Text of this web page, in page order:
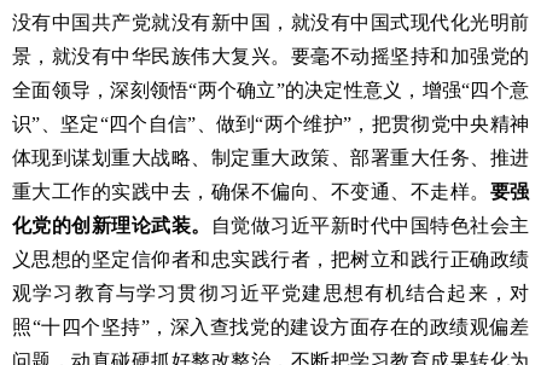
没有中国共产党就没有新中国，就没有中国式现代化光明前
景，就没有中华民族伟大复兴。要毫不动摇坚持和加强党的
全面领导，深刻领悟“两个确立”的决定性意义，增强“四个意
识”、坚定“四个自信”、做到“两个维护”，把贯彻党中央精神
体现到谋划重大战略、制定重大政策、部署重大任务、推进
重大工作的实践中去，确保不偏向、不变通、不走样。 要强
化党的创新理论武装。
自觉做习近平新时代中国特色社会主
义思想的坚定信仰者和忠实践行者，把树立和践行正确政绩
观学习教育与学习贯彻习近平党建思想有机结合起来，对
照“十四个坚持”，深入查找党的建设方面存在的政绩观偏差
问题，动真碰硬抓好整改整治，不断把学习教育成果转化为